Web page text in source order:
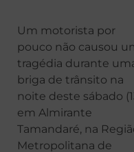
Um motorista por
pouco não causou
tragédia durante
briga de trânsito na
noite deste sábado
em Almirante
Tamandaré, na
Metropolitana de